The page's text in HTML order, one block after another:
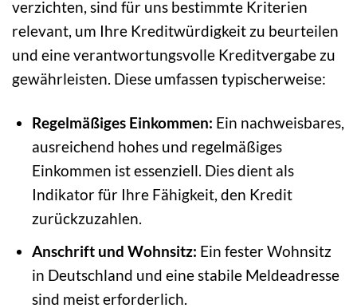
verzichten, sind für uns bestimmte Kriterien
relevant, um Ihre Kreditwürdigkeit zu beurteilen
und eine verantwortungsvolle Kreditvergabe zu
gewährleisten. Diese umfassen typischerweise:
Regelmäßiges Einkommen: Ein nachweisbares,
ausreichend hohes und regelmäßiges
Einkommen ist essenziell. Dies dient als
Indikator für Ihre Fähigkeit, den Kredit
zurückzuzahlen.
Anschrift und Wohnsitz: Ein fester Wohnsitz
in Deutschland und eine stabile Meldeadresse
sind meist erforderlich.